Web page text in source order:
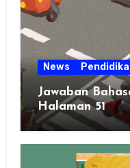
News
Jawaban
Halaman 51